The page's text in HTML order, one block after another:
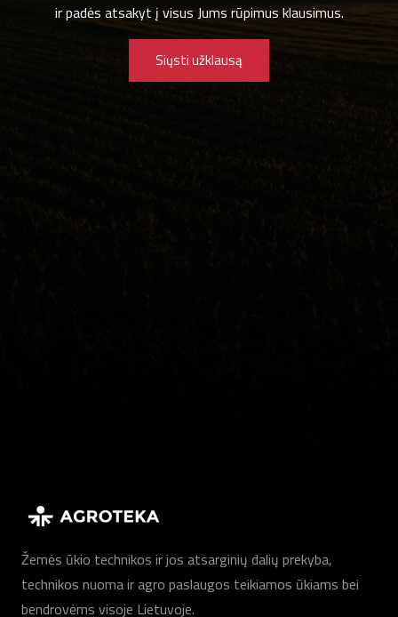
ir padės atsakyt į visus Jums rūpimus klausimus.
Siųsti užklausą
Žemės ūkio technikos ir jos atsarginių dalių prekyba,
technikos nuoma ir agro paslaugos teikiamos ūkiams bei
bendrovėms visoje Lietuvoje.